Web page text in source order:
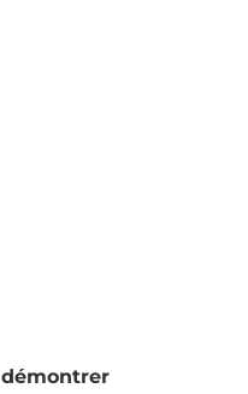
démontrer